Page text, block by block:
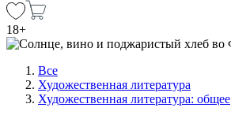
18+
Все
Художественная литература
Художественная литература: общее